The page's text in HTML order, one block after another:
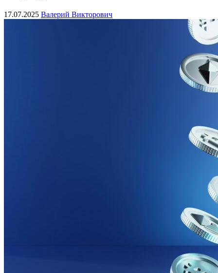
17.07.2025 Валерий Викторович